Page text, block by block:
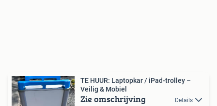
TE HUUR: Laptopkar / iPad-trolley –
Veilig & Mobiel
Zie omschrijving Details